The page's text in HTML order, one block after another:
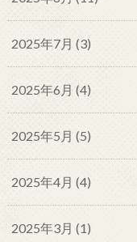
2025年7月 (3)
2025年6月 (4)
2025年5月 (5)
2025年4月 (4)
2025年3月 (1)